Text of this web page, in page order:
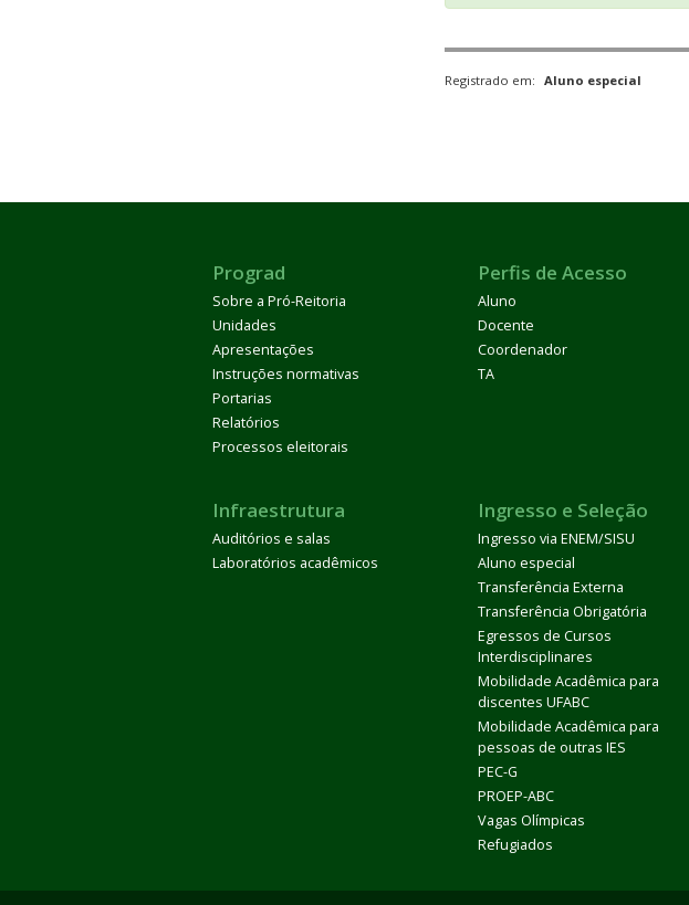
Registrado em: Aluno especial
Prograd
Sobre a Pró-Reitoria
Unidades
Apresentações
Instruções normativas
Portarias
Relatórios
Processos eleitorais
Perfis de Acesso
Aluno
Docente
Coordenador
TA
Infraestrutura
Auditórios e salas
Laboratórios acadêmicos
Ingresso e Seleção
Ingresso via ENEM/SISU
Aluno especial
Transferência Externa
Transferência Obrigatória
Egressos de Cursos
Interdisciplinares
Mobilidade Acadêmica para
discentes UFABC
Mobilidade Acadêmica para
pessoas de outras IES
PEC-G
PROEP-ABC
Vagas Olímpicas
Refugiados